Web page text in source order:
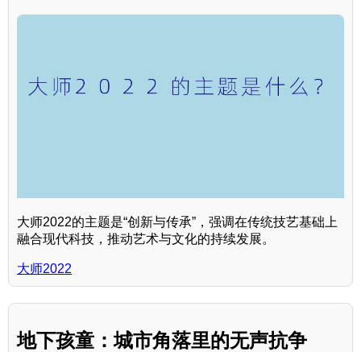
大师2022的主题是“创新与传承”，强调在传统技艺基础上
融合现代科技，推动艺术与文化的持续发展。
大师2022
地下孩童：城市角落里的无声抗争